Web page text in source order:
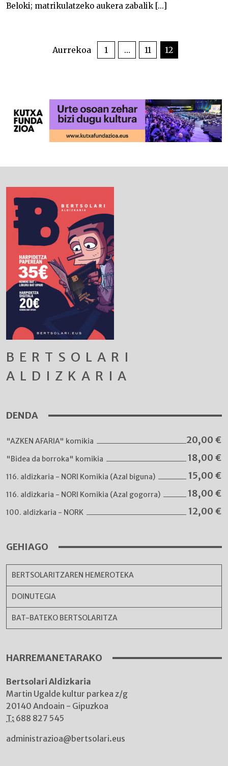
Beloki; matrikulatzeko aukera zabalik [...]
PAGINATIONAurrekoa 1 … 11 12
BERTSOLARI
ALDIZKARIA
DENDA
"AZKEN AFARIA" komikia 20,00 €
"Bidea da borroka" komikia 18,00 €
116. aldizkaria - NORI Komikia (Azal biguna) 15,00 €
116. aldizkaria - NORI Komikia (Azal gogorra) 18,00 €
100. aldizkaria - NORK 12,00 €
GEHIAGO
BERTSOLARITZAREN HEMEROTEKA
DOINUTEGIA
BAT-BATEKO BERTSOLARITZA
HARREMANETARAKO
Bertsolari Aldizkaria
Martin Ugalde kultur parkea z/g
20140 Andoain - Gipuzkoa
T: 688 827 545
administrazioa@bertsolari.eus